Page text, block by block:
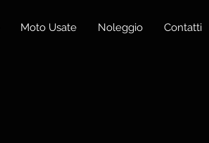
Moto Usate Noleggio Contatti